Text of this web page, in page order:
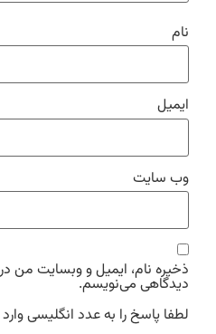
نام
ایمیل
وب‌ سایت
ذخیره نام، ایمیل و وبسایت من در
دیدگاهی می‌نویسم.
لطفا پاسخ را به عدد انگلیسی